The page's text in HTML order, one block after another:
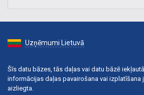
Uzņēmumi Lietuvā
Šīs datu bāzes, tās daļas vai datu bāzē
informācijas daļas pavairošana vai izplatīšana
aizliegta.